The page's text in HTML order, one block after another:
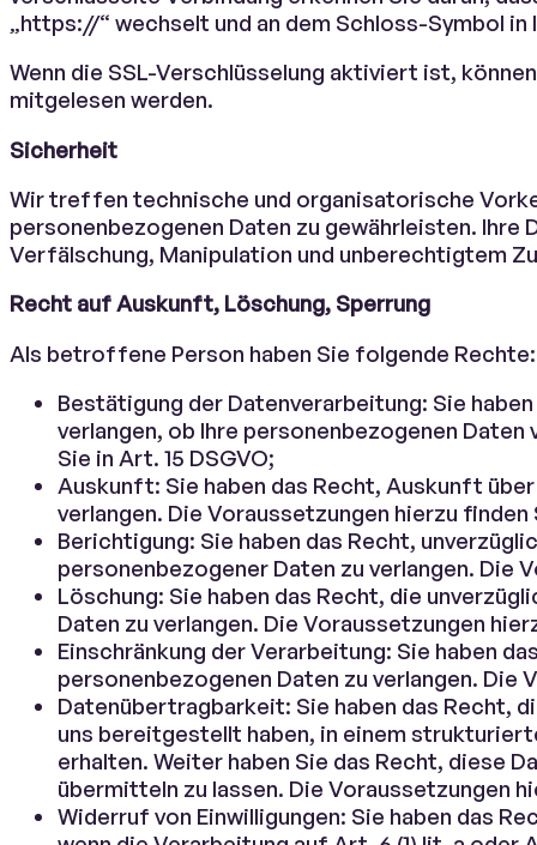
„https://“ wechselt und an dem Schloss-Symbol in
Wenn die SSL-Verschlüsselung aktiviert ist,
mitgelesen werden.
Sicherheit
Wir treffen technische und organisatorische
personenbezogenen Daten zu gewährleisten.
Verfälschung, Manipulation und unberechtigtem
Recht auf Auskunft, Löschung, Sperrung
Als betroffene Person haben Sie folgende Rechte:
Bestätigung der Datenverarbeitung: Sie
verlangen, ob Ihre personenbezogenen
Sie in Art. 15 DSGVO;
Auskunft: Sie haben das Recht, Auskunft
verlangen. Die Voraussetzungen hierzu finden
Berichtigung: Sie haben das Recht,
personenbezogener Daten zu verlangen. Die
Löschung: Sie haben das Recht, die
Daten zu verlangen. Die Voraussetzungen
Einschränkung der Verarbeitung: Sie haben
personenbezogenen Daten zu verlangen. Die
Datenübertragbarkeit: Sie haben das Recht,
uns bereitgestellt haben, in einem
erhalten. Weiter haben Sie das Recht, diese
übermitteln zu lassen. Die Voraussetzungen
Widerruf von Einwilligungen: Sie haben das